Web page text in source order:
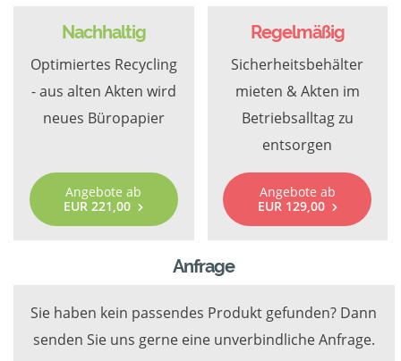
Nachhaltig
Optimiertes Recycling
- aus alten Akten wird
neues Büropapier
Angebote ab
EUR 221,00
Regelmäßig
Sicherheitsbehälter
mieten & Akten im
Betriebsalltag zu
entsorgen
Angebote ab
EUR 129,00
Anfrage
Sie haben kein passendes Produkt gefunden? Dann
senden Sie uns gerne eine unverbindliche Anfrage.